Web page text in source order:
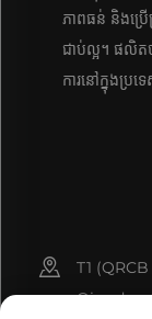
ភាពធន់ និងប្រ
ជាប់ល្អ។ ផលិត
ការនៅក្នុងប្រ
T1 (QRCB
Qingdao,